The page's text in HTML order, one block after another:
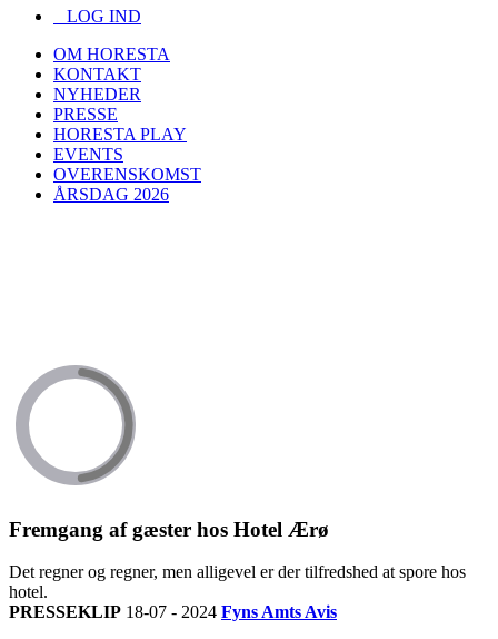
LOG IND
OM HORESTA
KONTAKT
NYHEDER
PRESSE
HORESTA PLAY
EVENTS
OVERENSKOMST
ÅRSDAG 2026
Fremgang af gæster hos Hotel Ærø
Det regner og regner, men alligevel er der tilfredshed at spore hos
hotel.
PRESSEKLIP 18-07 - 2024 Fyns Amts Avis